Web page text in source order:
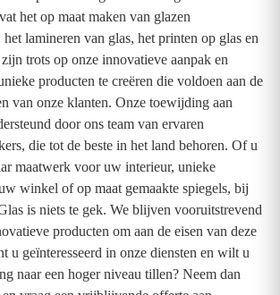
het op maat maken van glazen
lamineren van glas, het printen op glas en
trots op onze innovatieve aanpak en
producten te creëren die voldoen aan de
van onze klanten. Onze toewijding aan
door ons team van ervaren
die tot de beste in het land behoren. Of u
maatwerk voor uw interieur, unieke
winkel of op maat gemaakte spiegels, bij
is niets te gek. We blijven vooruitstrevend
producten om aan de eisen van deze
u geïnteresseerd in onze diensten en wilt u
naar een hoger niveau tillen? Neem dan